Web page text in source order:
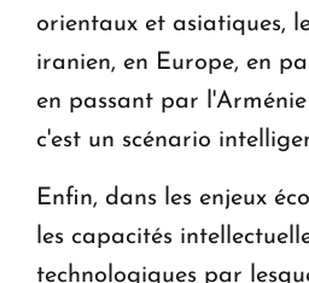
orientaux et asiatiques,
iranien, en Europe, en
en passant par
c'est un scénario
Enfin, dans les enjeux
les capacités
technologiques par